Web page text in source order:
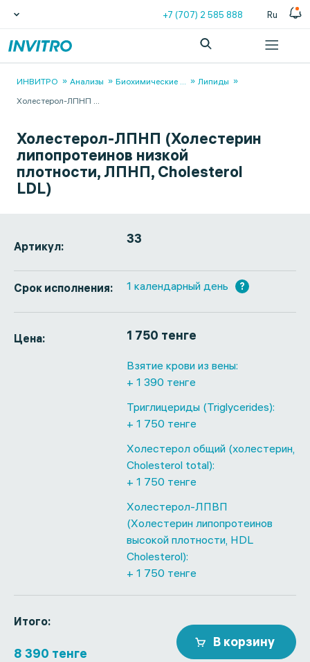
+7 (707) 2 585 888 Ru
ИНВИТРО Анализы Биохимические ...
Липиды
Холестерол-ЛПНП ...
Холестерол-ЛПНП (Холестерин
липопротеинов низкой
плотности, ЛПНП, Cholesterol
LDL)
Артикул: 33
Срок исполнения: 1 календарный день ?
Цена: 1 750 тенге
Взятие крови из вены:
+ 1 390 тенге
Триглицериды (Triglycerides):
+ 1 750 тенге
Холестерол общий (холестерин,
Cholesterol total):
+ 1 750 тенге
Холестерол-ЛПВП
(Холестерин липопротеинов
высокой плотности, HDL
Cholesterol):
+ 1 750 тенге
Итого:
8 390 тенге
В корзину